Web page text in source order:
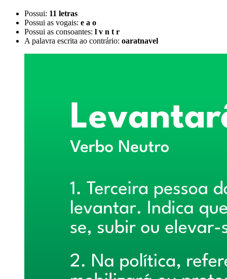
Possui: 11 letras
Possui as vogais: e a o
Possui as consoantes: l v n t r
A palavra escrita ao contrário: oaratnavel